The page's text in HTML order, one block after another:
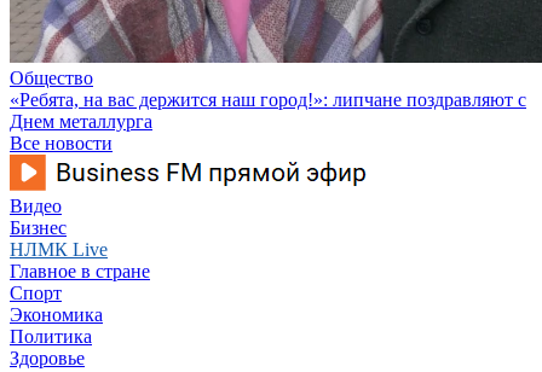
Общество
«Ребята, на вас держится наш город!»: липчане поздравляют с
Днем металлурга
Все новости
Видео
Бизнес
НЛМК Live
Главное в стране
Спорт
Экономика
Политика
Здоровье